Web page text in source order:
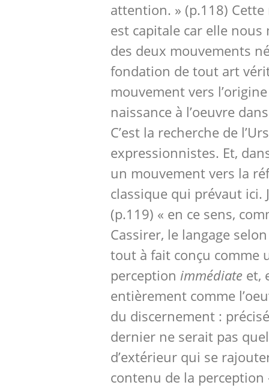
attention. » (p.118)
est capitale car elle nous
des deux mouvements
fondation de tout art
mouvement vers
naissance à l’oeuvre
C’est la recherche de
expressionnistes. Et,
un mouvement vers la
classique qui prévaut ici.
(p.119) « en ce sens,
Cassirer, le langage
tout à fait conçu comme
perception immédiate et,
entièrement comme
du discernement :
dernier ne serait pas
d’extérieur qui se
contenu de la perception